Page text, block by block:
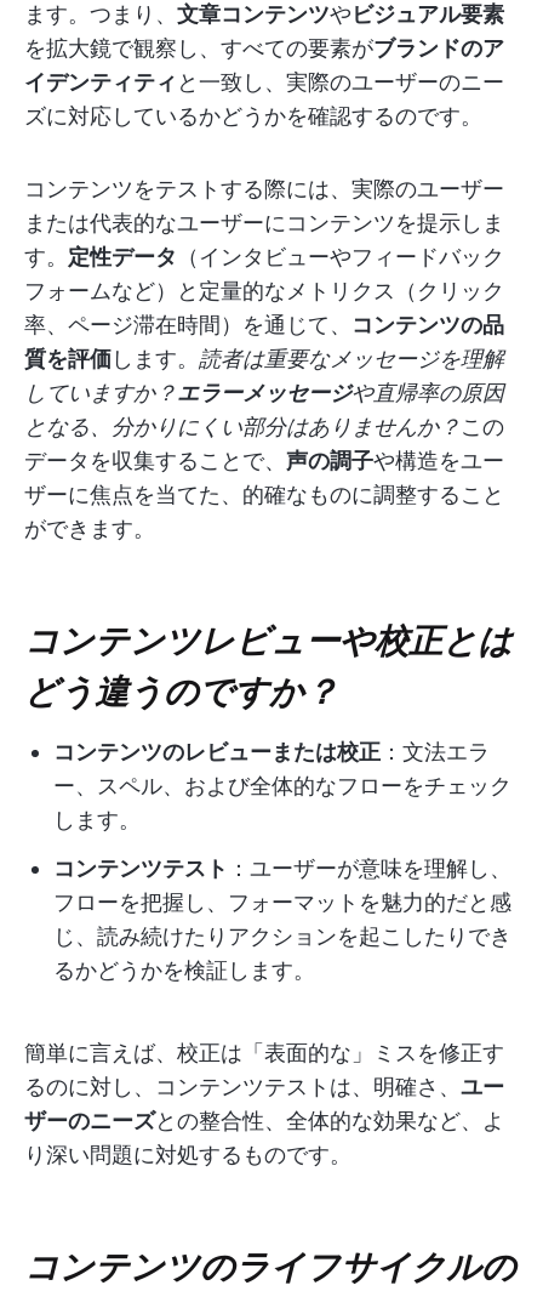
ます。つまり、 文章コンテンツやビジュアル要素
を拡大鏡で観察し、すべての要素がブランドのア
イデンティティ と一致し、実際のユーザーのニー
ズに対応しているかどうかを確認するのです。
コンテンツをテストする際には、実際のユーザー
または代表的なユーザーにコンテンツを提示しま
す。 定性データ （インタビューやフィードバック
フォームなど）と定量的なメトリクス（クリック
率、ページ滞在時間）を通じて、 コンテンツの品
質を評価します。 読者は重要なメッセージを理解
していますか？エラーメッセージや直帰率の原因
となる、分かりにくい部分はありませんか？この
データを収集することで、 声の調子や構造をユー
ザーに焦点を当てた、的確なものに調整すること
ができます。
コンテンツレビューや校正とは
どう違うのですか？
コンテンツのレビューまたは校正 ：文法エラ
ー、スペル、および全体的なフローをチェック
します。
コンテンツテスト ：ユーザーが意味を理解し、
フローを把握し、フォーマットを魅力的だと感
じ、読み続けたりアクションを起こしたりでき
るかどうかを検証します。
簡単に言えば、校正は「表面的な」ミスを修正す
るのに対し、コンテンツテストは、明確さ、 ユー
ザーのニーズとの整合性、全体的な効果など、よ
り深い問題に対処するものです。
コンテンツのライフサイクルの